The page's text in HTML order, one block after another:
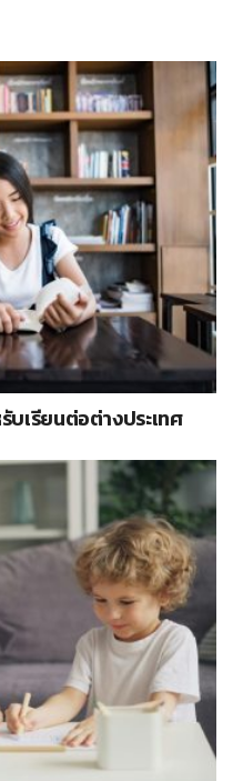
เรียนต่อต่างประเทศ